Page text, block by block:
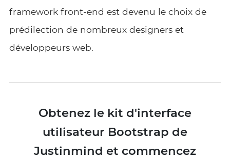
framework front-end est devenu le choix de
prédilection de nombreux designers et
développeurs web.
Obtenez le kit d'interface
utilisateur Bootstrap de
Justinmind et commencez